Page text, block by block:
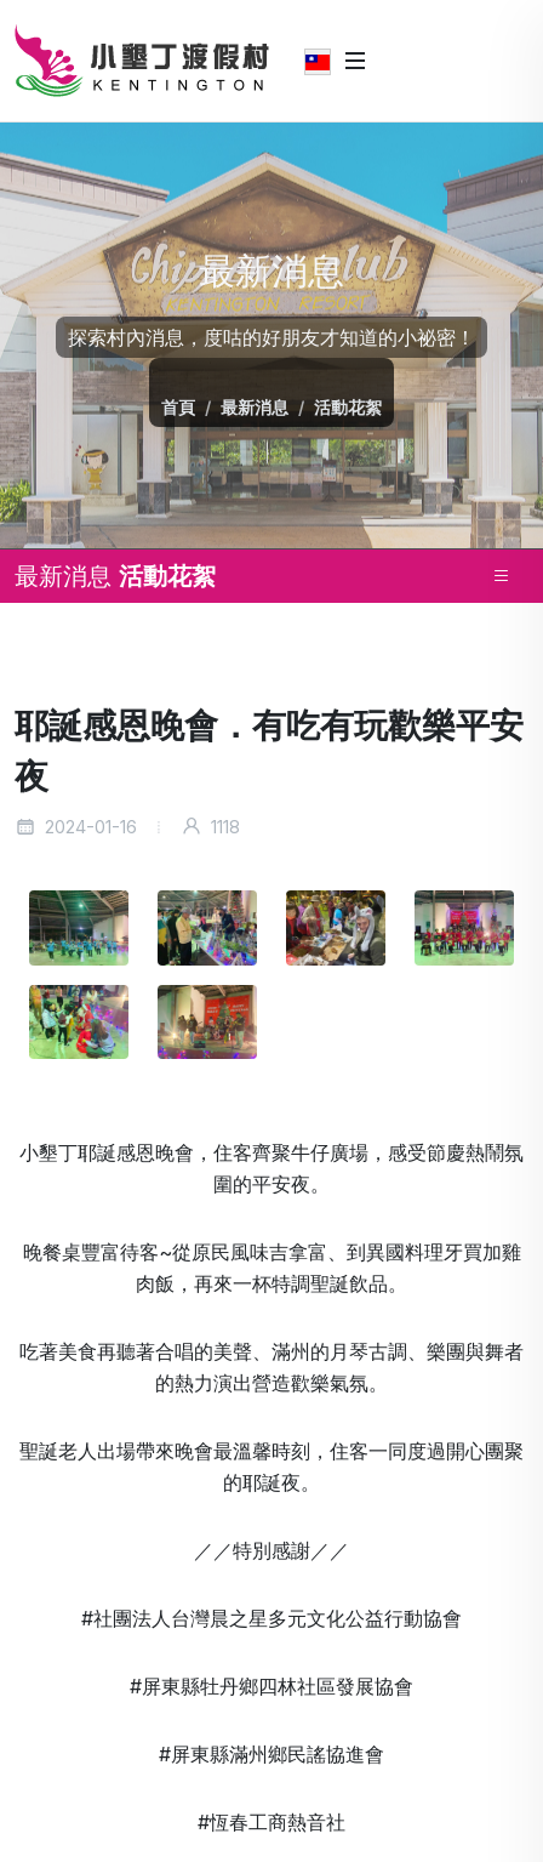
最新消息
探索村內消息，度咕的好朋友才知道的小祕密！
首頁 最新消息 活動花絮
最新消息 活動花絮
耶誕感恩晚會．有吃有玩歡樂平安
夜
2024-01-16 1118
小墾丁耶誕感恩晚會，住客齊聚牛仔廣場，感受節慶熱鬧氛
圍的平安夜。
晚餐桌豐富待客~從原民風味吉拿富、到異國料理牙買加雞
肉飯，再來一杯特調聖誕飲品。
吃著美食再聽著合唱的美聲、滿州的月琴古調、樂團與舞者
的熱力演出營造歡樂氣氛。
聖誕老人出場帶來晚會最溫馨時刻，住客一同度過開心團聚
的耶誕夜。
／／特別感謝／／
#社團法人台灣晨之星多元文化公益行動協會
#屏東縣牡丹鄉四林社區發展協會
#屏東縣滿州鄉民謠協進會
#恆春工商熱音社